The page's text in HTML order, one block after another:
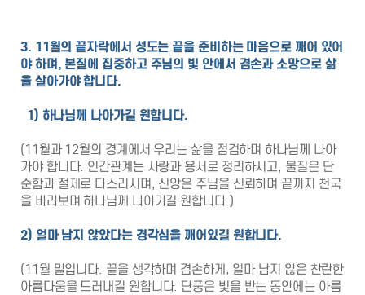
3. 11월의 끝자락에서 성도는 끝을 준비하는 마음으로 깨어 있어
야 하며, 본질에 집중하고 주님의 빛 안에서 겸손과 소망으로 삶
을 살아가야 합니다.
1) 하나님께 나아가길 원합니다.
(11월과 12월의 경계에서 우리는 삶을 점검하며 하나님께 나아
가야 합니다. 인간관계는 사랑과 용서로 정리하시고, 물질은 단
순함과 절제로 다스리시며, 신앙은 주님을 신뢰하며 끝까지 천국
을 바라보며 하나님께 나아가길 원합니다.)
2) 얼마 남지 않았다는 경각심을 깨어있길 원합니다.
(11월 말입니다. 끝을 생각하며 겸손하게, 얼마 남지 않은 찬란한
아름다움을 드러내길 원합니다. 단풍은 빛을 받는 동안에는 아름